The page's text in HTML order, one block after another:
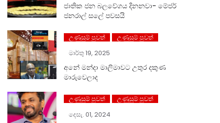
ජාතික ජන බලවේගය දිනනවා- මේජර්
ජනරාල් සලේ පවසයි
උණුසුම් පුවත්
උණුසුම් පුවත්
මාර්තු 19, 2025
අනේ මන්දා මාලිමාවට උතුර දකුණ
මාරුවෙලාද
උණුසුම් පුවත්
උණුසුම් පුවත්
දෙසැ. 01, 2024